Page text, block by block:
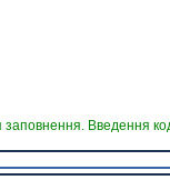
заповнення. Введення